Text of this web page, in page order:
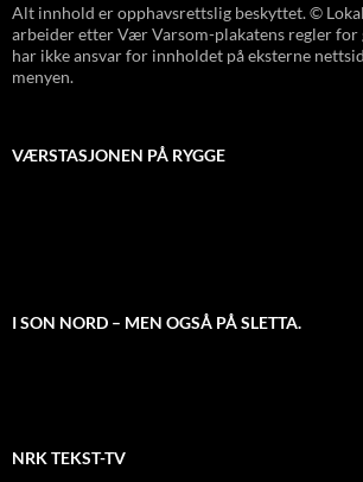
Alt innhold er opphavsrettslig beskyttet. ©
arbeider etter Vær Varsom-plakatens regler for
har ikke ansvar for innholdet på eksterne
menyen.
VÆRSTASJONEN PÅ RYGGE
I SON NORD – MEN OGSÅ PÅ SLETTA.
NRK TEKST-TV